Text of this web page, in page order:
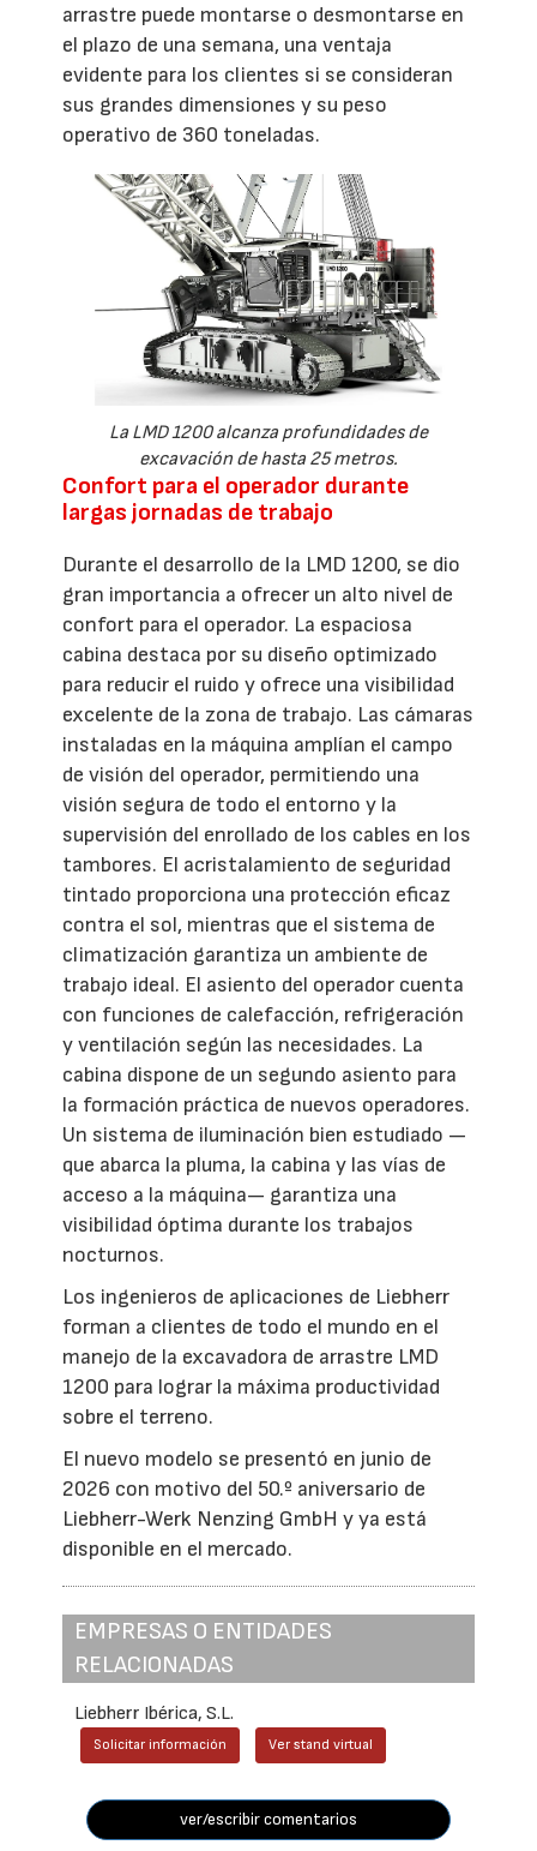
arrastre puede montarse o desmontarse en
el plazo de una semana, una ventaja
evidente para los clientes si se consideran
sus grandes dimensiones y su peso
operativo de 360 toneladas.
La LMD 1200 alcanza profundidades de
excavación de hasta 25 metros.
Confort para el operador durante
largas jornadas de trabajo
Durante el desarrollo de la LMD 1200, se dio
gran importancia a ofrecer un alto nivel de
confort para el operador. La espaciosa
cabina destaca por su diseño optimizado
para reducir el ruido y ofrece una visibilidad
excelente de la zona de trabajo. Las cámaras
instaladas en la máquina amplían el campo
de visión del operador, permitiendo una
visión segura de todo el entorno y la
supervisión del enrollado de los cables en los
tambores. El acristalamiento de seguridad
tintado proporciona una protección eficaz
contra el sol, mientras que el sistema de
climatización garantiza un ambiente de
trabajo ideal. El asiento del operador cuenta
con funciones de calefacción, refrigeración
y ventilación según las necesidades. La
cabina dispone de un segundo asiento para
la formación práctica de nuevos operadores.
Un sistema de iluminación bien estudiado —
que abarca la pluma, la cabina y las vías de
acceso a la máquina— garantiza una
visibilidad óptima durante los trabajos
nocturnos.
Los ingenieros de aplicaciones de Liebherr
forman a clientes de todo el mundo en el
manejo de la excavadora de arrastre LMD
1200 para lograr la máxima productividad
sobre el terreno.
El nuevo modelo se presentó en junio de
2026 con motivo del 50.º aniversario de
Liebherr-Werk Nenzing GmbH y ya está
disponible en el mercado.
EMPRESAS O ENTIDADES
RELACIONADAS
Liebherr Ibérica, S.L.
Solicitar información Ver stand virtual
ver/escribir comentarios